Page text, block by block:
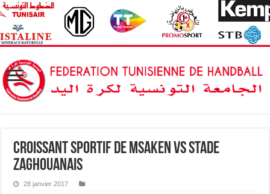
Croissant Sportif de Msaken vs Stade
Zaghouanais
28 janvier 2017